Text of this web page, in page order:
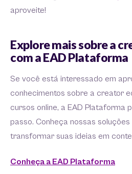
aproveite!
Explore mais sobre a
com a EAD Plataforma
Se você está interessado em
conhecimentos sobre a creator
cursos online, a EAD Plataforma
passo. Conheça nossas
transformar suas ideias em
Conheça a EAD Plataforma